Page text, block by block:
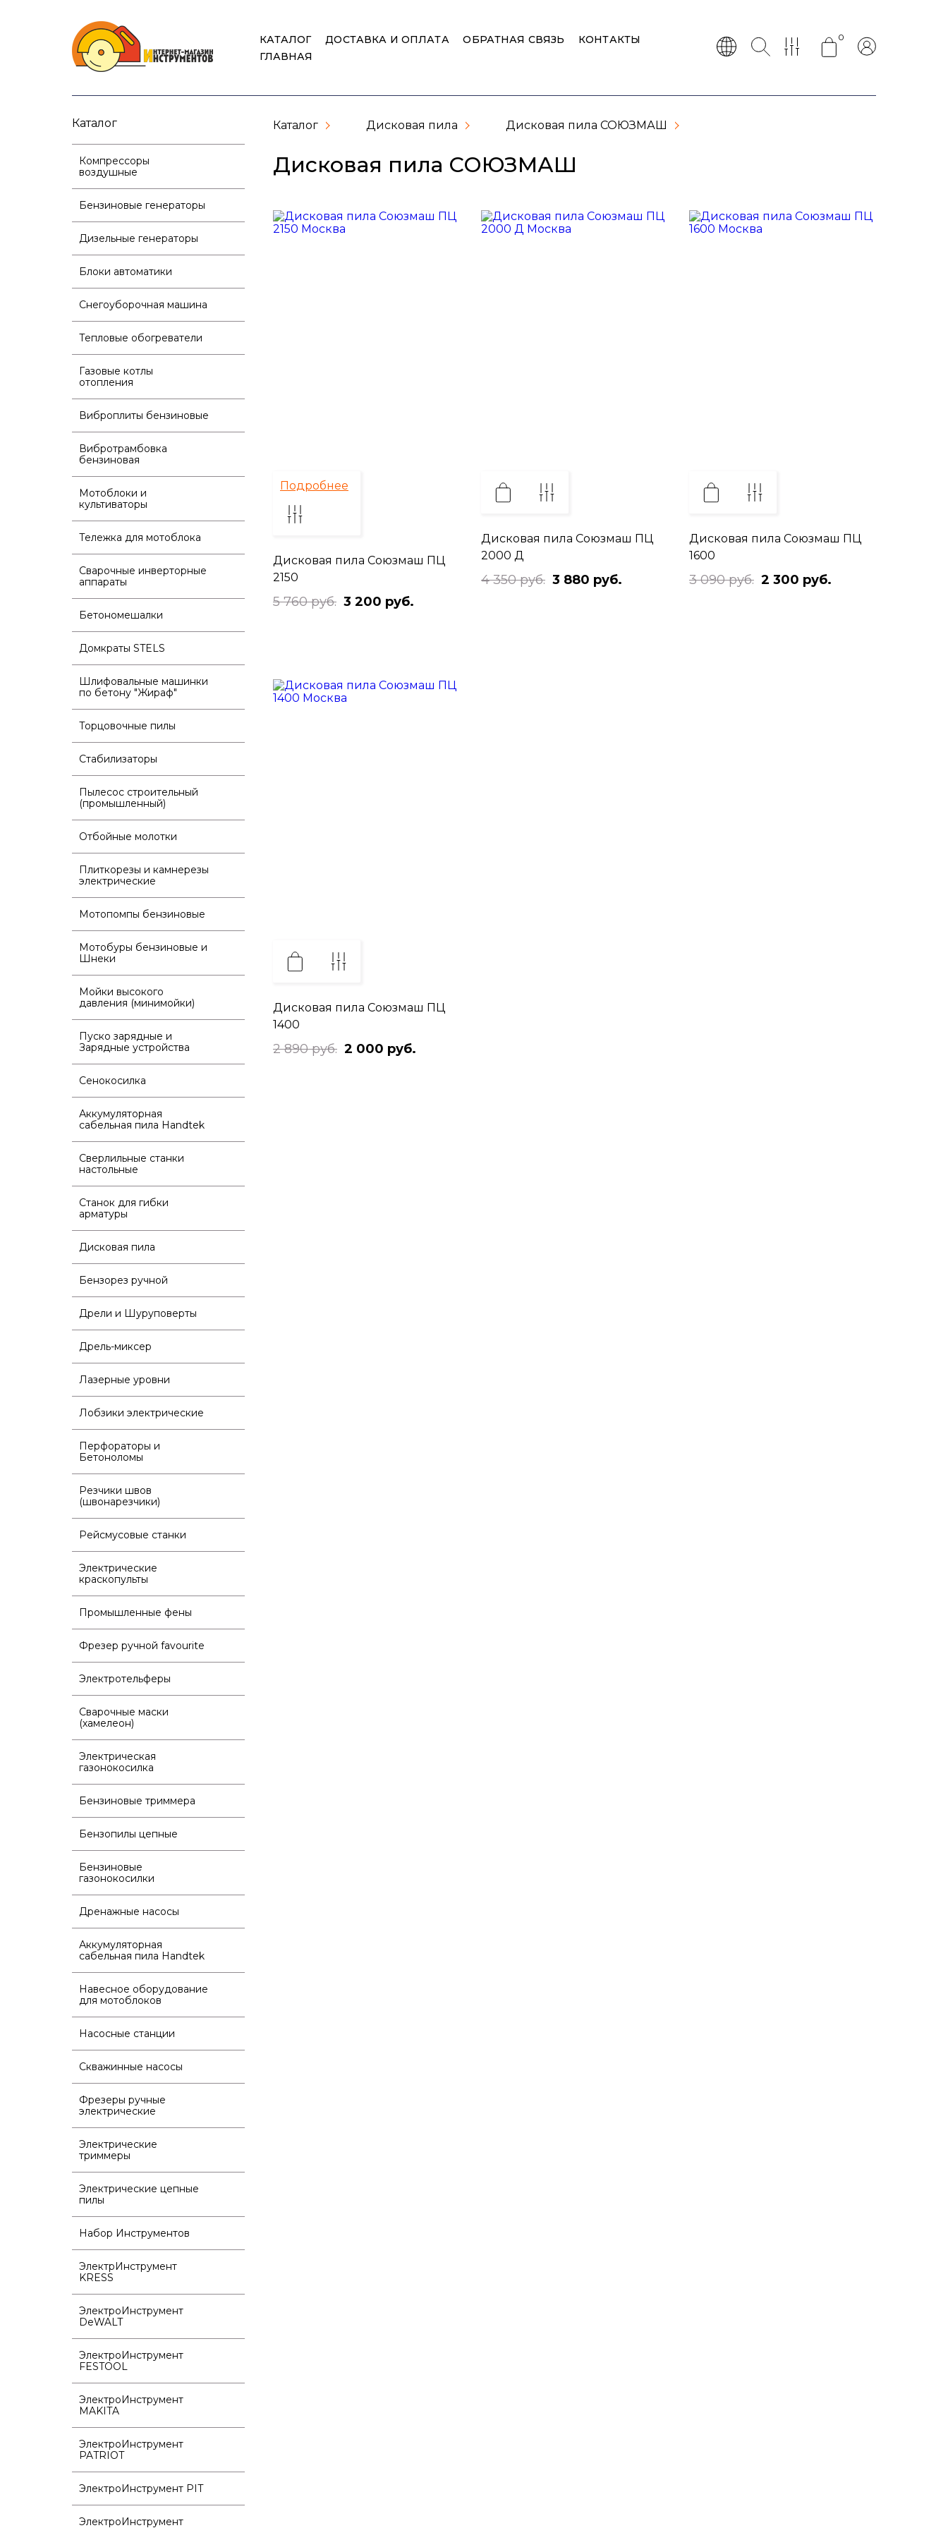
КАТАЛОГ ДОСТАВКА И ОПЛАТА ОБРАТНАЯ СВЯЗЬ
КОНТАКТЫ
ГЛАВНАЯ
0
Каталог
Компрессоры
воздушные
Бензиновые генераторы
Дизельные генераторы
Блоки автоматики
Снегоуборочная машина
Тепловые обогреватели
Газовые котлы
отопления
Виброплиты бензиновые
Вибротрамбовка
бензиновая
Мотоблоки и
культиваторы
Тележка для мотоблока
Сварочные инверторные
аппараты
Бетономешалки
Домкраты STELS
Шлифовальные машинки
по бетону "Жираф"
Торцовочные пилы
Стабилизаторы
Пылесос строительный
(промышленный)
Отбойные молотки
Плиткорезы и камнерезы
электрические
Мотопомпы бензиновые
Мотобуры бензиновые и
Шнеки
Мойки высокого
давления (минимойки)
Пуско зарядные и
Зарядные устройства
Сенокосилка
Аккумуляторная
сабельная пила Handtek
Сверлильные станки
настольные
Станок для гибки
арматуры
Дисковая пила
Бензорез ручной
Дрели и Шуруповерты
Дрель-миксер
Лазерные уровни
Лобзики электрические
Перфораторы и
Бетоноломы
Резчики швов
(швонарезчики)
Рейсмусовые станки
Электрические
краскопульты
Промышленные фены
Фрезер ручной favourite
Электротельферы
Сварочные маски
(хамелеон)
Электрическая
газонокосилка
Бензиновые триммера
Бензопилы цепные
Бензиновые
газонокосилки
Дренажные насосы
Аккумуляторная
сабельная пила Handtek
Навесное оборудование
для мотоблоков
Насосные станции
Скважинные насосы
Фрезеры ручные
электрические
Электрические
триммеры
Электрические цепные
пилы
Набор Инструментов
ЭлектрИнструмент
KRESS
ЭлектроИнструмент
DeWALT
ЭлектроИнструмент
FESTOOL
ЭлектроИнструмент
MAKITA
ЭлектроИнструмент
PATRIOT
ЭлектроИнструмент PIT
ЭлектроИнструмент
Каталог Дисковая пила Дисковая пила СОЮЗМАШ
Дисковая пила СОЮЗМАШ
Подробнее
Дисковая пила Союзмаш ПЦ
2150
5 760 руб. 3 200 руб.
Дисковая пила Союзмаш ПЦ
2000 Д
4 350 руб. 3 880 руб.
Дисковая пила Союзмаш ПЦ
1600
3 090 руб. 2 300 руб.
Дисковая пила Союзмаш ПЦ
1400
2 890 руб. 2 000 руб.